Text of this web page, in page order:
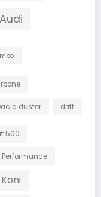
Audi
duster drift
500
Performance
Koni